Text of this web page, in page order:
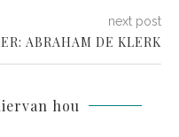
next post
ABRAHAM DE KLERK
hou